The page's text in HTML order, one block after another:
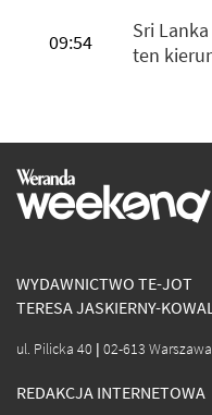
09:54
Sri
ten
WYDAWNICTWO TE-JOT
TERESA JASKIERNY-
ul. Pilicka 40 | 02-613 Warszawa
REDAKCJA INTERNETOWA